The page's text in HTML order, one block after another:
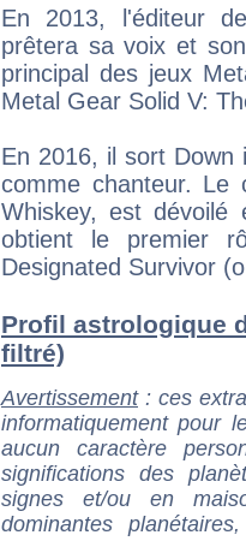
En 2013, l'éditeur
prêtera sa voix et
principal des jeux
Metal Gear Solid V:
En 2016, il sort Down
comme chanteur. Le
Whiskey, est
obtient le premier
Designated Survivor
Profil astrologique
filtré)
Avertissement: ces
informatiquement pour
aucun caractère
significations des
signes et/ou en
dominantes